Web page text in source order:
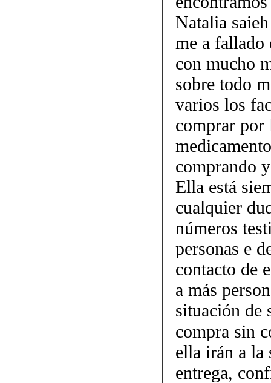
Natalia
me a fallado
con mucho
sobre todo
varios los
comprar por
comprando
Ella está
cualquier
números
personas e
contacto de
a más
situación de
compra sin
ella irán a la
entrega,